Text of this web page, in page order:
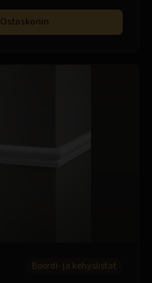
Ostoskoriin
Boordi- ja kehyslistat